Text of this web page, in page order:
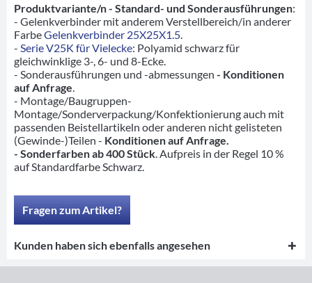
Produktvariante/n - Standard- und Sonderausführungen:
- Gelenkverbinder mit anderem Verstellbereich/in anderer
FarbeGelenkverbinder 25X25X1.5
- Serie V25K für Vielecke: Polyamid schwarz für
gleichwinklige 3-, 6- und 8-Ecke.
- Sonderausführungen und -abmessungen - Konditionen
auf Anfrage
- Montage/Baugruppen-
Montage/Sonderverpackung/Konfektionierung auch mit
passenden Beistellartikeln oder anderen nicht gelisteten
(Gewinde-)Teilen - Konditionen auf Anfrage.
- Sonderfarben ab 400 Stück . Aufpreis in der Regel 10 %
auf Standardfarbe Schwarz.
Fragen zum Artikel?
Kunden haben sich ebenfalls angesehen